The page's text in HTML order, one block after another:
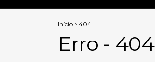
Início > 404
Erro - 404